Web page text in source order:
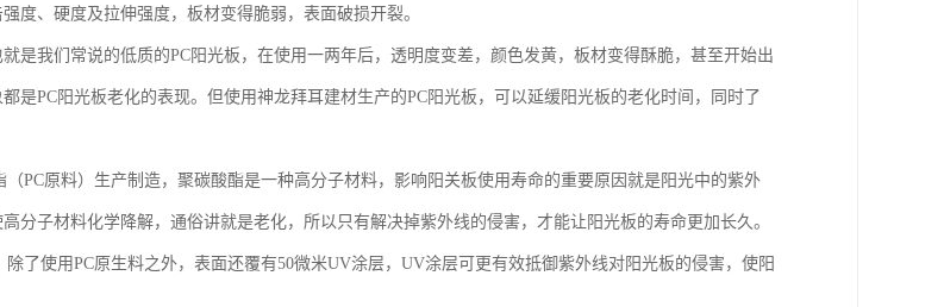
度、硬度及拉伸强度，板材变得脆弱，表面破损开裂。
是我们常说的低质的PC阳光板，在使用一两年后，透明度变差，颜色发黄，板材变得酥脆，甚至开始出
是PC阳光板老化的表现。但使用神龙拜耳建材生产的PC阳光板，可以延缓阳光板的老化时间，同时了
（PC原料）生产制造，聚碳酸酯是一种高分子材料，影响阳关板使用寿命的重要原因就是阳光中的紫外
分子材料化学降解，通俗讲就是老化，所以只有解决掉紫外线的侵害，才能让阳光板的寿命更加长久。
除了使用PC原生料之外，表面还覆有50微米UV涂层，UV涂层可更有效抵御紫外线对阳光板的侵害，使阳